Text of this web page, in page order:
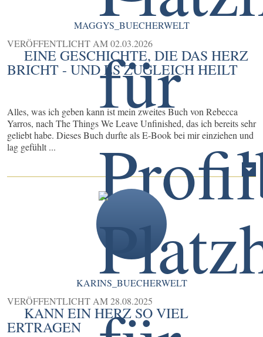
MAGGYS_BUECHERWELT
VERÖFFENTLICHT AM02.03.2026
EINE GESCHICHTE, DIE DAS HERZ
BRICHT - UND ES ZUGLEICH HEILT
Alles, was ich geben kann ist mein zweites Buch von Rebecca
Yarros, nach The Things We Leave Unfinished, das ich bereits sehr
geliebt habe. Dieses Buch durfte als E-Book bei mir einziehen und
lag gefühlt ...
KARINS_BUECHERWELT
VERÖFFENTLICHT AM28.08.2025
KANN EIN HERZ SO VIEL
ERTRAGEN